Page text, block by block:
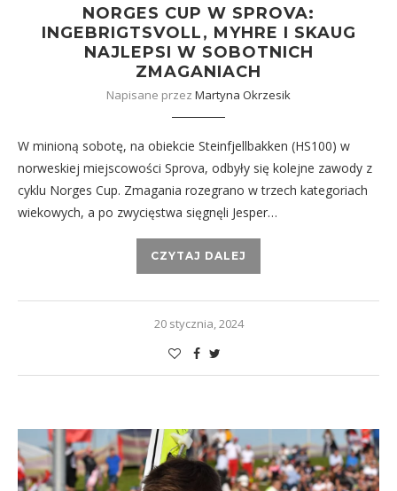
NORGES CUP W SPROVA:
INGEBRIGTSVOLL, MYHRE I SKAUG
NAJLEPSI W SOBOTNICH
ZMAGANIACH
Napisane przez Martyna Okrzesik
W minioną sobotę, na obiekcie Steinfjellbakken (HS100) w
norweskiej miejscowości Sprova, odbyły się kolejne zawody z
cyklu Norges Cup. Zmagania rozegrano w trzech kategoriach
wiekowych, a po zwycięstwa sięgnęli Jesper…
CZYTAJ DALEJ
20 stycznia, 2024